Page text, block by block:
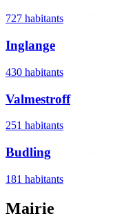
727 habitants
Inglange
430 habitants
Valmestroff
251 habitants
Budling
181 habitants
Mairie